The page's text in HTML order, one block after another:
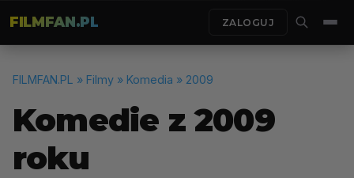
FILMFAN.PL ZALOGUJ
FILMFAN.PL » Filmy » Komedia » 2009
Komedie z 2009
roku